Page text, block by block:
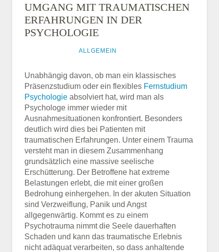
UMGANG MIT TRAUMATISCHEN
ERFAHRUNGEN IN DER
PSYCHOLOGIE
ALLGEMEIN
Unabhängig davon, ob man ein klassisches
Präsenzstudium oder ein flexibles Fernstudium
Psychologie absolviert hat, wird man als
Psychologe immer wieder mit
Ausnahmesituationen konfrontiert. Besonders
deutlich wird dies bei Patienten mit
traumatischen Erfahrungen. Unter einem Trauma
versteht man in diesem Zusammenhang
grundsätzlich eine massive seelische
Erschütterung. Der Betroffene hat extreme
Belastungen erlebt, die mit einer großen
Bedrohung einhergehen. In der akuten Situation
sind Verzweiflung, Panik und Angst
allgegenwärtig. Kommt es zu einem
Psychotrauma nimmt die Seele dauerhaften
Schaden und kann das traumatische Erlebnis
nicht adäquat verarbeiten, so dass anhaltende